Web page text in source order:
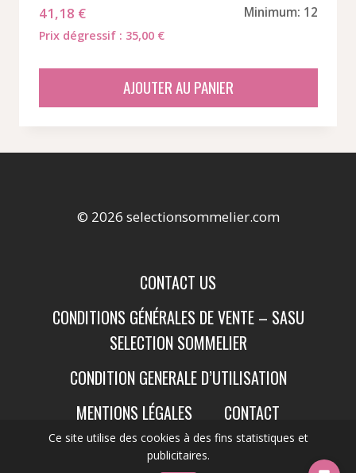
Ce site utilise des cookies à des fins statistiques et
publicitaires.
41,18 € Minimum: 12
Prix dégressif : 35,00 €
AJOUTER AU PANIER
© 2026 selectionsommelier.com
CONTACT US
CONDITIONS GÉNÉRALES DE VENTE – SASU
SELECTION SOMMELIER
CONDITION GENERALE D’UTILISATION
MENTIONS LÉGALES
CONTACT